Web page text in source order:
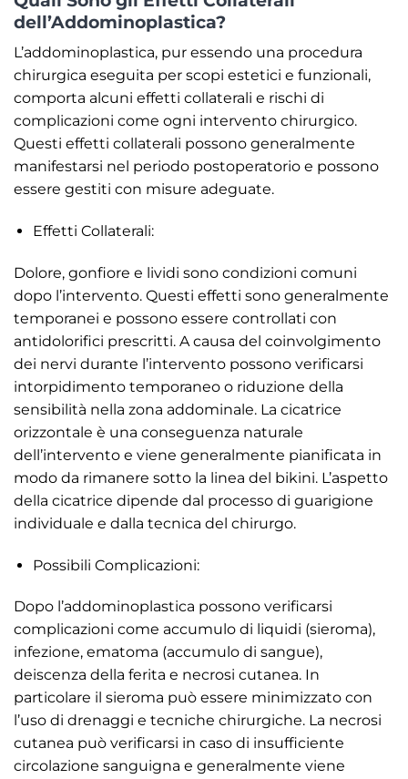
dell’Addominoplastica?
L’addominoplastica, pur essendo una procedura
chirurgica eseguita per scopi estetici e funzionali,
comporta alcuni effetti collaterali e rischi di
complicazioni come ogni intervento chirurgico.
Questi effetti collaterali possono generalmente
manifestarsi nel periodo postoperatorio e possono
essere gestiti con misure adeguate.
Effetti Collaterali:
Dolore, gonfiore e lividi sono condizioni comuni
dopo l’intervento. Questi effetti sono generalmente
temporanei e possono essere controllati con
antidolorifici prescritti. A causa del coinvolgimento
dei nervi durante l’intervento possono verificarsi
intorpidimento temporaneo o riduzione della
sensibilità nella zona addominale. La cicatrice
orizzontale è una conseguenza naturale
dell’intervento e viene generalmente pianificata in
modo da rimanere sotto la linea del bikini. L’aspetto
della cicatrice dipende dal processo di guarigione
individuale e dalla tecnica del chirurgo.
Possibili Complicazioni:
Dopo l’addominoplastica possono verificarsi
complicazioni come accumulo di liquidi (sieroma),
infezione, ematoma (accumulo di sangue),
deiscenza della ferita e necrosi cutanea. In
particolare il sieroma può essere minimizzato con
l’uso di drenaggi e tecniche chirurgiche. La necrosi
cutanea può verificarsi in caso di insufficiente
circolazione sanguigna e generalmente viene